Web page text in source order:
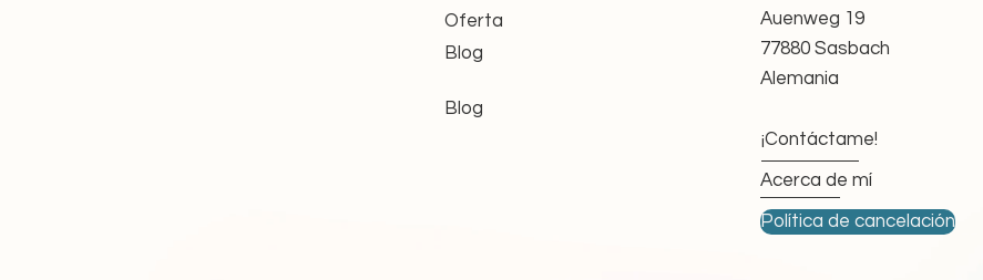
Jeder Motor stammt aus vertrauenswürdigen Quellen oder aus meinem eigenen
Bestand und wird erst nach erfolgreicher Funktionsprüfung weitergegeben.
Typenschilder oder Gehäusedetails können produktionsbedingt abweichen,
da Hersteller im Laufe der Jahre ihre Serienkennzeichnungen geändert
haben. In der jeweiligen Variantenbeschreibung ist stets der exakte Motortyp
Oferta
Blog
Blog
Auenweg 19
77880 Sasbach
Alemania
¡Contáctame!
Acerca de mí
Política de cancelación